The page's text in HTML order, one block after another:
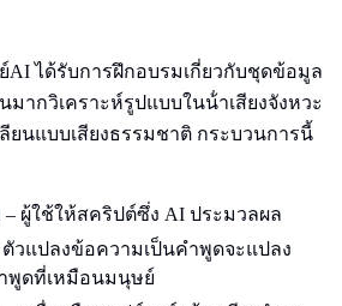
ย์AI ได้รับการฝึกอบรมเกี่ยวกับชุดข้อมูล
ากวิเคราะห์รูปแบบในน้ําเสียงจังหวะ
ลียนแบบเสียงธรรมชาติ กระบวนการนี้
– ผู้ใช้ให้สคริปต์ซึ่ง AI ประมวลผล
ตัวแปลงข้อความเป็นคําพูดจะแปลง
พูดที่เหมือนมนุษย์